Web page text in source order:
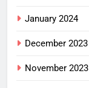
January 2024
December 2023
November 2023